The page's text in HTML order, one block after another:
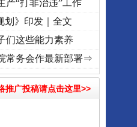
处 潮起..·[视频]一首歌的时间，读懂乐至的
产“打非治违”工作
划》印发｜全文
们这些能力素养
常务会作最新部署⇒
推广投稿请点击这里>>